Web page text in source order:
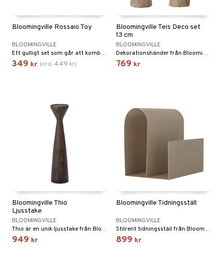
Bloomingville Rossaio Toy
BLOOMINGVILLE
Ett gulligt set som går att kombinera på många olika sätt.
349 kr (ord. 449 kr)
Bloomingville Teis Deco set
13 cm
BLOOMINGVILLE
Dekorationshänder från Bloomingville.
769 kr
Bloomingville Thio
Ljusstake
BLOOMINGVILLE
Thio är en unik ljusstake från Bloomingville som är 56 cm hög.
949 kr
Bloomingville Tidningsställ
BLOOMINGVILLE
Stilrent tidningsställ från Bloomingville.
899 kr